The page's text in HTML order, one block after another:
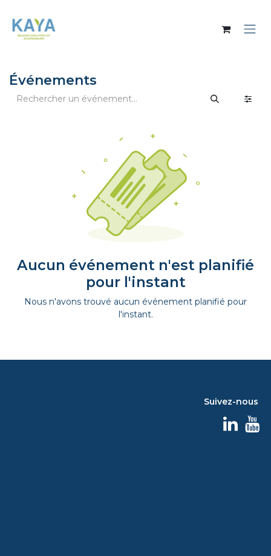
Événements
Aucun événement n'est planifié
pour l'instant
Nous n'avons trouvé aucun événement planifié pour
l'instant.
Suivez-nous